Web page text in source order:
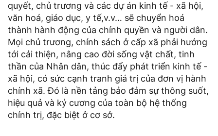
quyết, chủ trương và các dự án kinh tế - xã hội,
văn hoá, giáo dục, y tế,v.v… sẽ chuyển hoá
thành hành động của chính quyền và người dân.
Mọi chủ trương, chính sách ở cấp xã phải hướng
tới cải thiện, nâng cao đời sống vật chất, tinh
thần của Nhân dân, thúc đẩy phát triển kinh tế -
xã hội, có sức cạnh tranh giá trị của đơn vị hành
chính xã. Đó là nền tảng bảo đảm sự thông suốt,
hiệu quả và kỷ cương của toàn bộ hệ thống
chính trị, đặc biệt ở cơ sở.